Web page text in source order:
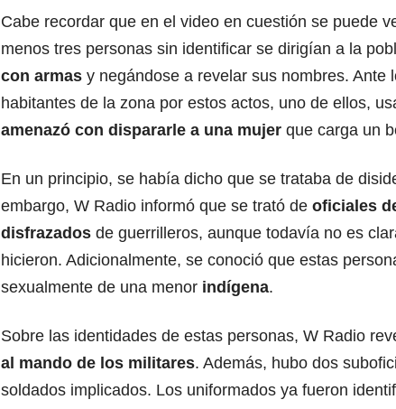
Cabe recordar que en el video en cuestión se puede
menos tres personas sin identificar se dirigían a la
con armas y negándose a revelar sus nombres. Ante
habitantes de la zona por estos actos, uno de ellos,
amenazó con dispararle a una mujer que carga un
En un principio, se había dicho que se trataba de
embargo, W Radio informó que se trató de oficiales
disfrazados de guerrilleros, aunque todavía no es
hicieron. Adicionalmente, se conoció que estas
sexualmente de una menor indígena.
Sobre las identidades de estas personas, W Radio
al mando de los militares. Además, hubo dos
soldados implicados. Los uniformados ya fueron